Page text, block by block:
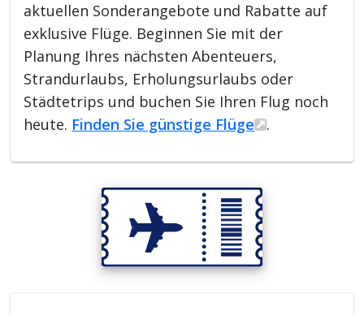
aktuellen Sonderangebote und Rabatte auf
exklusive Flüge. Beginnen Sie mit der
Planung Ihres nächsten Abenteuers,
Strandurlaubs, Erholungsurlaubs oder
Städtetrips und buchen Sie Ihren Flug noch
heute. Finden Sie günstige Flüge .